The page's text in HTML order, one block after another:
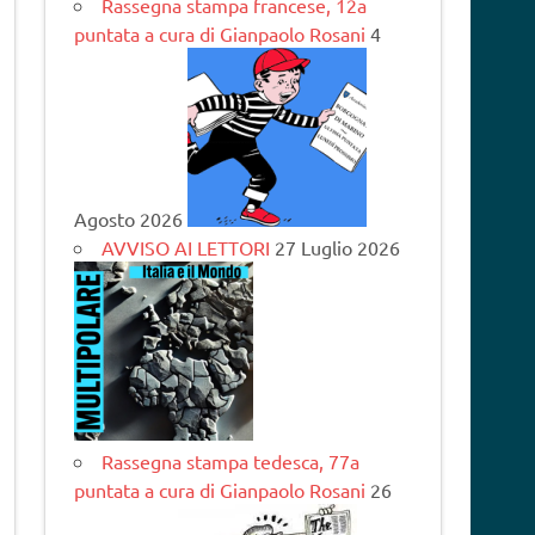
Rassegna stampa francese, 12a
puntata a cura di Gianpaolo Rosani 4
Agosto 2026
AVVISO AI LETTORI 27 Luglio 2026
Rassegna stampa tedesca, 77a
puntata a cura di Gianpaolo Rosani 26